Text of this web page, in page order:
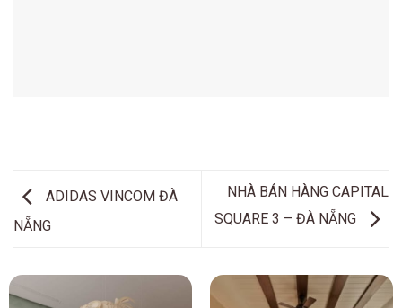
ADIDAS VINCOM ĐÀ
NẴNG
NHÀ BÁN HÀNG CAPITAL
SQUARE 3 – ĐÀ NẴNG